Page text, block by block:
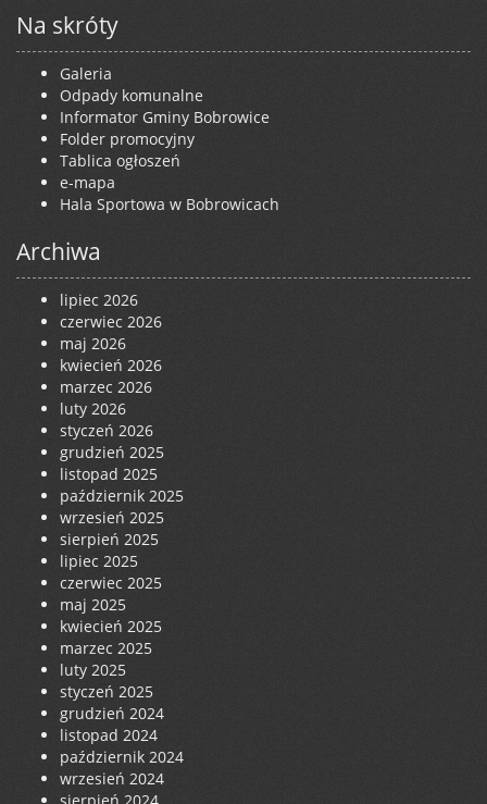
Na skróty
Galeria
Odpady komunalne
Informator Gminy Bobrowice
Folder promocyjny
Tablica ogłoszeń
e-mapa
Hala Sportowa w Bobrowicach
Archiwa
lipiec 2026
czerwiec 2026
maj 2026
kwiecień 2026
marzec 2026
luty 2026
styczeń 2026
grudzień 2025
listopad 2025
październik 2025
wrzesień 2025
sierpień 2025
lipiec 2025
czerwiec 2025
maj 2025
kwiecień 2025
marzec 2025
luty 2025
styczeń 2025
grudzień 2024
listopad 2024
październik 2024
wrzesień 2024